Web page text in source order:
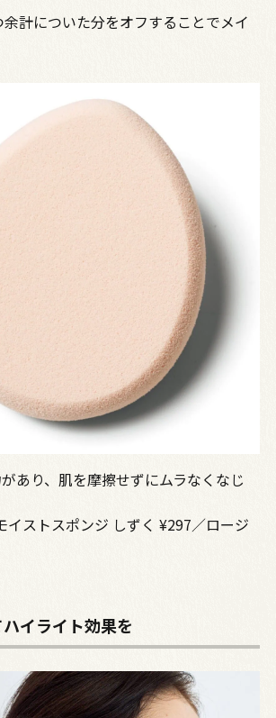
計についた分をオフすることでメイ
あり、肌を摩擦せずにムラなくなじ
イストスポンジ しずく ¥297／ロージ
イライト効果を